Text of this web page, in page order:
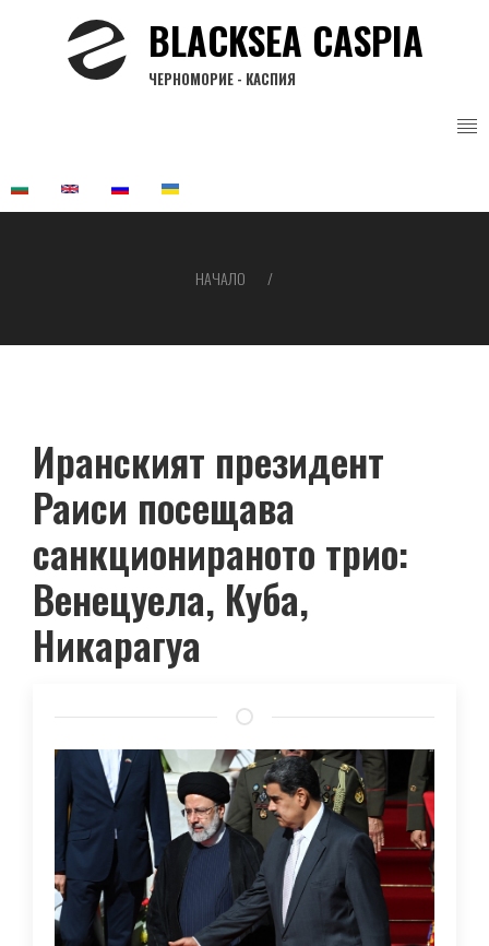
BLACKSEA CASPIA
ЧЕРНОМОРИЕ - КАСПИЯ
НАЧАЛО
Иранският президент
Раиси посещава
санкционираното трио:
Венецуела, Куба,
Никарагуа